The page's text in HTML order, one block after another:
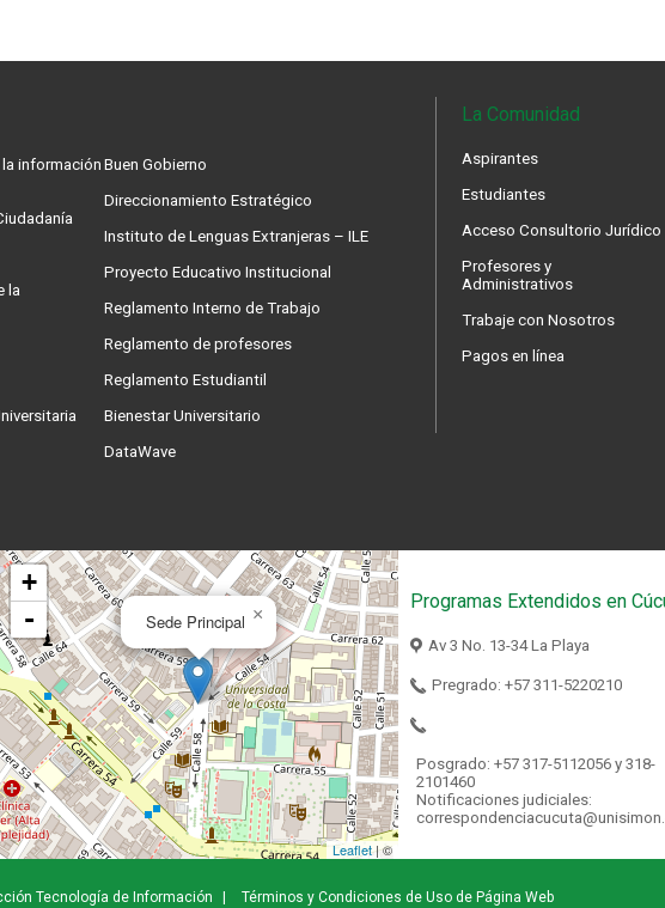
información
la
Buen Gobierno
Direccionamiento Estratégico
Instituto de Lenguas Extranjeras – ILE
Proyecto Educativo Institucional
Reglamento Interno de Trabajo
Reglamento de profesores
Reglamento Estudiantil
Bienestar Universitario
DataWave
La Comunidad
Aspirantes
Estudiantes
Acceso Consultorio Jurídico
Profesores y
Administrativos
Trabaje con Nosotros
Pagos en línea
×
Sede Principal
+
-
Leaflet| ©
Programas Extendidos en
Av 3 No. 13-34 La Playa
Pregrado: +57 311-5220210
Posgrado: +57 317-5112056 y 318-
2101460
Notificaciones judiciales:
Tecnología de Información Términos y Condiciones de Uso de Página Web